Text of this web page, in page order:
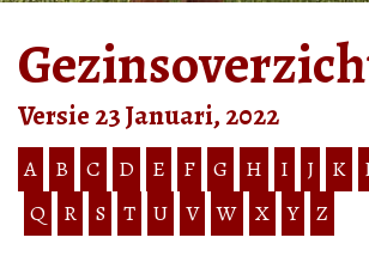
Versie 23 Januari, 2022
A B C D E F G H I J K
Q
R S T U V W X Y Z